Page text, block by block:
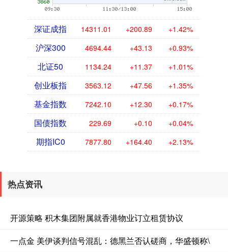
深证成指 14311.01 +200.89 +1.42%
沪深300 4694.44 +43.13 +0.93%
北证50 1134.24 +11.37 +1.01%
创业板指 3563.12 +47.56 +1.35%
基金指数 7242.10 +12.30 +0.17%
国债指数 229.69 +0.10 +0.04%
期指IC0 7877.80 +164.40 +2.13%
热点资讯
开源策略 积木集团附属就香港物业订立租赁协议
一点金 美伊谈判信号混乱：德黑兰否认磋商，华盛顿称\